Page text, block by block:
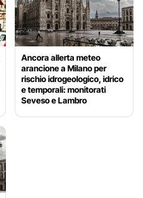
Ancora allerta meteo
arancione a Milano per
rischio idrogeologico, idrico
e temporali: monitorati
Seveso e Lambro